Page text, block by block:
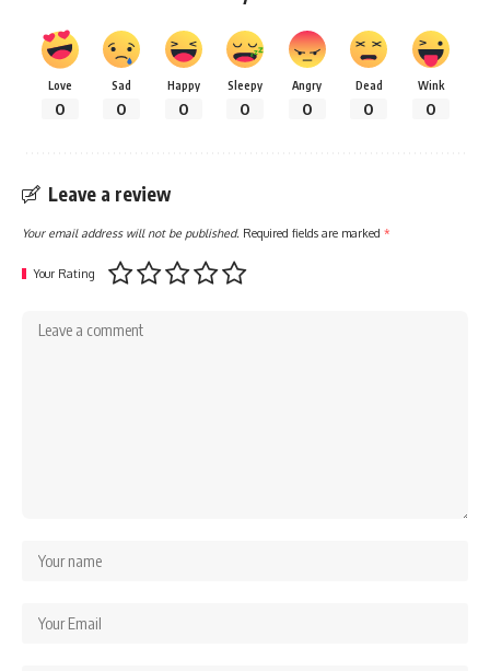
Love
0
Sad
0
Happy
0
Sleepy
0
Angry
0
Dead
0
Wink
0
Leave a review
Your email address will not be published. Required fields are marked *
Your Rating